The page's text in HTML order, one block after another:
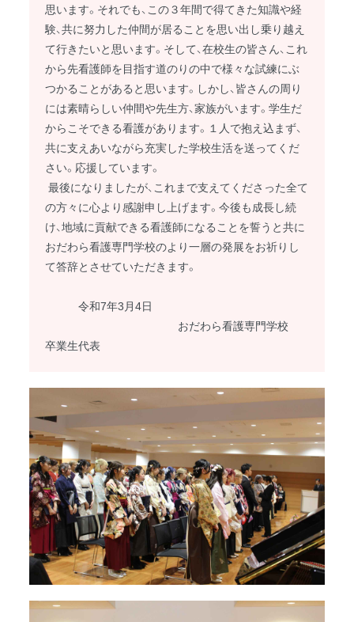
思います。それでも、この３年間で得てきた知識や経
験、共に努力した仲間が居ることを思い出し乗り越え
て行きたいと思います。そして、在校生の皆さん、これ
から先看護師を目指す道のりの中で様々な試練にぶ
つかることがあると思います。しかし、皆さんの周り
には素晴らしい仲間や先生方、家族がいます。学生だ
からこそできる看護があります。１人で抱え込まず、
共に支えあいながら充実した学校生活を送ってくだ
さい。応援しています。
最後になりましたが、これまで支えてくださった全て
の方々に心より感謝申し上げます。今後も成長し続
け、地域に貢献できる看護師になることを誓うと共に
おだわら看護専門学校のより一層の発展をお祈りし
て答辞とさせていただきます。
令和7年3月4日
おだわら看護専門学校
卒業生代表